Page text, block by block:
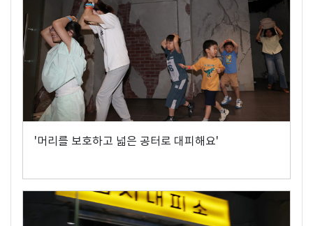
'머리를 보호하고 넓은 공터로 대피해요'